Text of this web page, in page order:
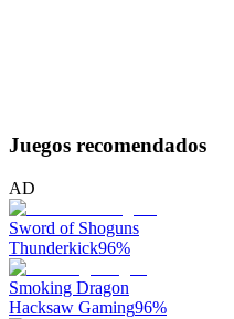
Juegos recomendados
AD
Sword of Shoguns
Thunderkick96%
Smoking Dragon
Hacksaw Gaming96%